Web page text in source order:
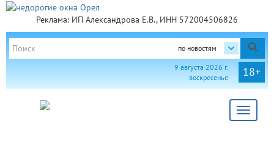
Реклама: ИП Александрова Е.В., ИНН 572004506826
по новостям
18+
9 августа 2026 г.
воскресенье
Toggle